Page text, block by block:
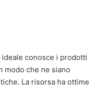
ideale conosce i prodotti
modo che ne siano
La risorsa ha ottime